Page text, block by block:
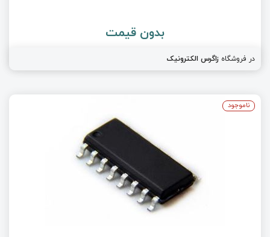
بدون قیمت
در فروشگاه زاگرس الکترونیک
ناموجود